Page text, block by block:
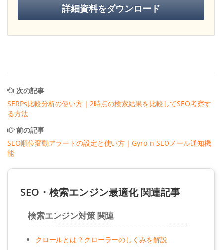
詳細資料をダウンロード
次の記事
SERPs比較分析の使い方｜2時点の検索結果を比較してSEO考察す
る方法
前の記事
SEO順位変動アラートの設定と使い方｜Gyro-n SEOメール通知機
能
SEO・検索エンジン最適化 関連記事
検索エンジン対策 関連
クロールとは？クローラーのしくみを解説